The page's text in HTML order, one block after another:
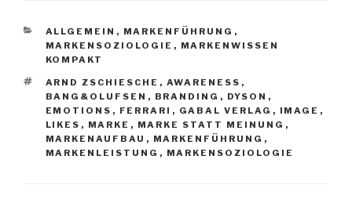
KATEGORIEN
ALLGEMEIN , MARKENFÜHRUNG ,
MARKENSOZIOLOGIE , MARKENWISSEN
KOMPAKT
SCHLAGWÖRTER
ARND ZSCHIESCHE , AWARENESS ,
BANG&OLUFSEN , BRANDING , DYSON ,
EMOTIONS , FERRARI , GABAL VERLAG , IMAGE ,
LIKES , MARKE , MARKE STATT MEINUNG ,
MARKENAUFBAU , MARKENFÜHRUNG ,
MARKENLEISTUNG , MARKENSOZIOLOGIE